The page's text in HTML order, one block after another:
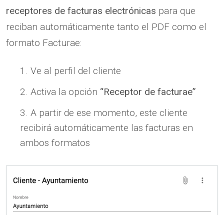
receptores de facturas electrónicas para que
reciban automáticamente tanto el PDF como el
formato Facturae:
Ve al perfil del cliente
Activa la opción “Receptor de facturae”
A partir de ese momento, este cliente
recibirá automáticamente las facturas en
ambos formatos